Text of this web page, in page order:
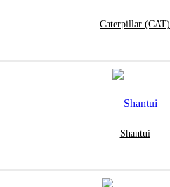
Caterpillar (CAT)
Shantui